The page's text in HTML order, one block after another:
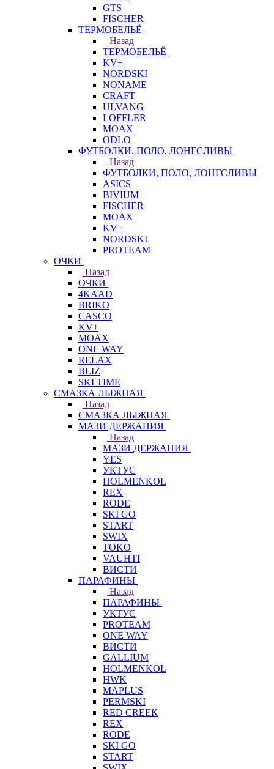
GTS
FISCHER
ТЕРМОБЕЛЬЁ
Назад
ТЕРМОБЕЛЬЁ
KV+
NORDSKI
NONAME
CRAFT
ULVANG
LOFFLER
MOAX
ODLO
ФУТБОЛКИ, ПОЛО, ЛОНГСЛИВЫ
Назад
ФУТБОЛКИ, ПОЛО, ЛОНГСЛИВЫ
ASICS
BIVIUM
FISCHER
MOAX
KV+
NORDSKI
PROTEAM
ОЧКИ
Назад
ОЧКИ
4KAAD
BRIKO
CASCO
KV+
MOAX
ONE WAY
RELAX
BLIZ
SKI TIME
СМАЗКА ЛЫЖНАЯ
Назад
СМАЗКА ЛЫЖНАЯ
МАЗИ ДЕРЖАНИЯ
Назад
МАЗИ ДЕРЖАНИЯ
YES
УКТУС
HOLMENKOL
REX
RODE
SKI GO
START
SWIX
TOKO
VAUHTI
ВИСТИ
ПАРАФИНЫ
Назад
ПАРАФИНЫ
УКТУС
PROTEAM
ONE WAY
ВИСТИ
GALLIUM
HOLMENKOL
HWK
MAPLUS
PERMSKI
RED CREEK
REX
RODE
SKI GO
START